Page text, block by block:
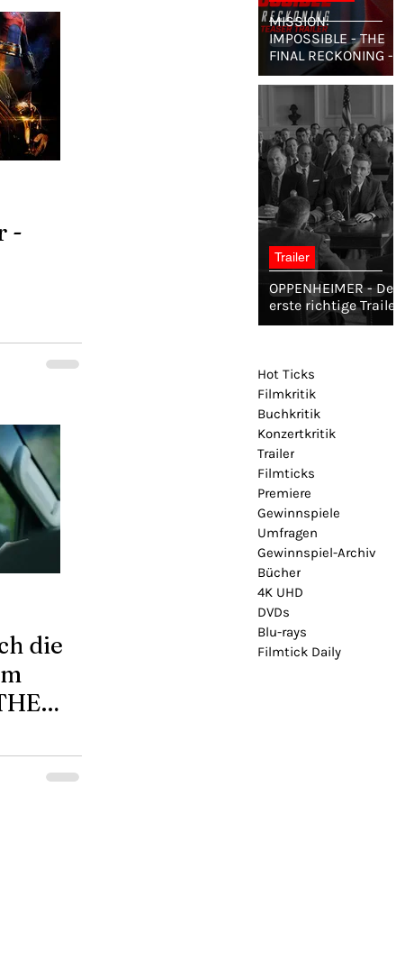
-
die
MISSION:
IMPOSSIBLE - THE
FINAL RECKONING -
Teaser Trailer
OPPENHEIMER -
erste richtige
Trailer
Hot Ticks
Filmkritik
Buchkritik
Konzertkritik
Trailer
Filmticks
Premiere
Gewinnspiele
Umfragen
Gewinnspiel-Archiv
Bücher
4K UHD
DVDs
Blu-rays
Filmtick Daily